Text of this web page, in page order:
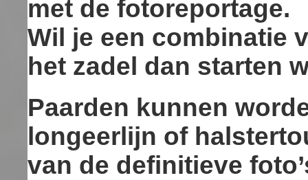
met de fotoreportage.
Wil je een combinatie
het zadel dan starten
Paarden kunnen
longeerlijn of
van de definitieve